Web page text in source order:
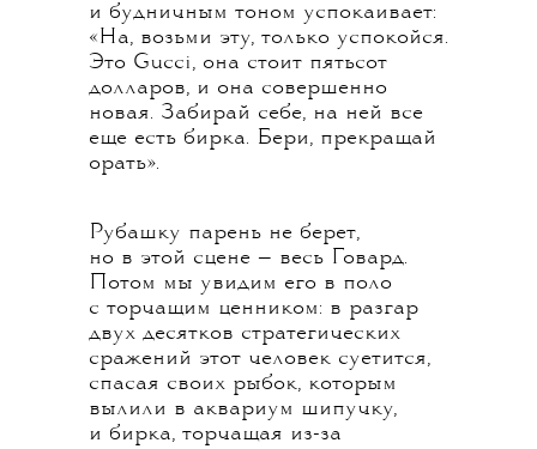
и будничным тоном успокаивает:
«На, возьми эту, только успокойся.
Это Gucci, она стоит пятьсот
долларов, и она совершенно
новая. Забирай себе, на ней все
еще есть бирка. Бери, прекращай
орать».
Рубашку парень не берет,
но в этой сцене — весь Говард.
Потом мы увидим его в поло
с торчащим ценником: в разгар
двух десятков стратегических
сражений этот человек суетится,
спасая своих рыбок, которым
вылили в аквариум шипучку,
и бирка, торчащая из-за